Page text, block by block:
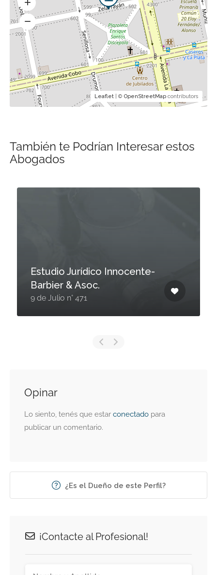
Leaflet | © OpenStreetMap contributors
También te Podrían Interesar estos
Abogados
Estudio Jurídico Innocente-
Barbier & Asoc.
9 de Julio n° 471
Opinar
Lo siento, tenés que estar conectado para
publicar un comentario.
¿Es el Dueño de este Perfil?
¡Contacte al Profesional!